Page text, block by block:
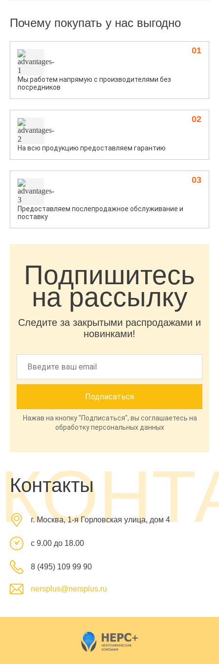
Почему покупать у нас выгодно
Мы работем напрямую с производителями без
посредников
01
На всю продукцию предоставляем гарантию
02
Предоставляем послепродажное обслуживание и
поставку
03
Подпишитесь
на рассылку
Следите за закрытыми распродажами и
новинками!
Нажав на кнопку "Подписаться", вы соглашаетесь на
обработку персональных данных
Контакты
г. Москва, 1-я Горловская улица, дом 4
с 9.00 до 18.00
8 (495) 109 99 90
nersplus@nersplus.ru